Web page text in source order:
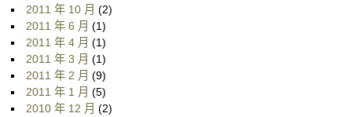
2011 年 10 月 (2)
2011 年 6 月 (1)
2011 年 4 月 (1)
2011 年 3 月 (1)
2011 年 2 月 (9)
2011 年 1 月 (5)
2010 年 12 月 (2)